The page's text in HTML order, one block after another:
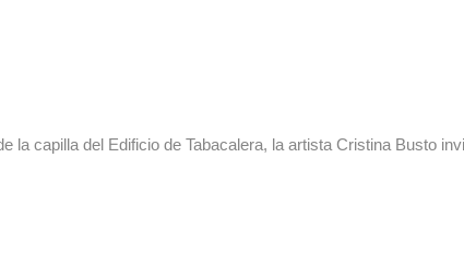
capilla del Edificio de Tabacalera, la artista Cristina Busto